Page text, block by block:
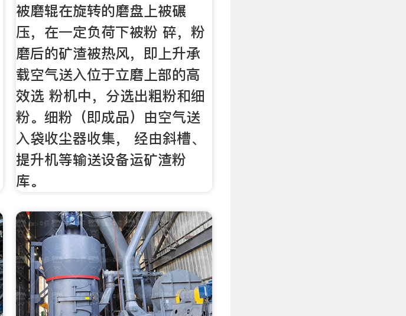
被磨辊在旋转的磨盘上被碾
压，在一定负荷下被粉 碎，粉
磨后的矿渣被热风，即上升承
载空气送入位于立磨上部的高
效选 粉机中，分选出粗粉和细
粉。细粉（即成品）由空气送
入袋收尘器收集， 经由斜槽、
提升机等输送设备运矿渣粉
库。